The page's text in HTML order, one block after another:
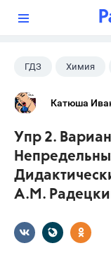
ГДЗ Химия
Катюша
Упр 2.
А.М.